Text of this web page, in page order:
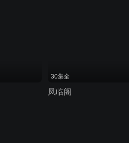
30集全
凤临阁